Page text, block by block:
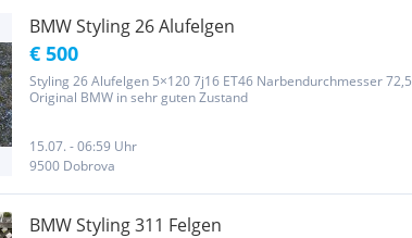
BMW Styling 26 Alufelgen
€ 500
Styling 26 Alufelgen 5×120 7j16 ET46 Narbendurchmesser 72,5
Original BMW in sehr guten Zustand
15.07. - 06:59 Uhr
9500 Dobrova
BMW Styling 311 Felgen